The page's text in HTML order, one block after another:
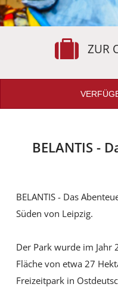
ZUR
BELANTIS -
BELANTIS - Das
Süden von Leipzig.
Der Park wurde im
Fläche von etwa 27
Freizeitpark in